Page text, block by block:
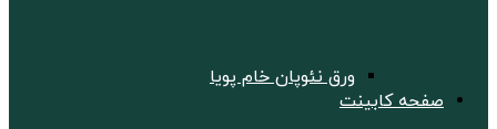
ورق نئوپان خام پویا
صفحه کابینت